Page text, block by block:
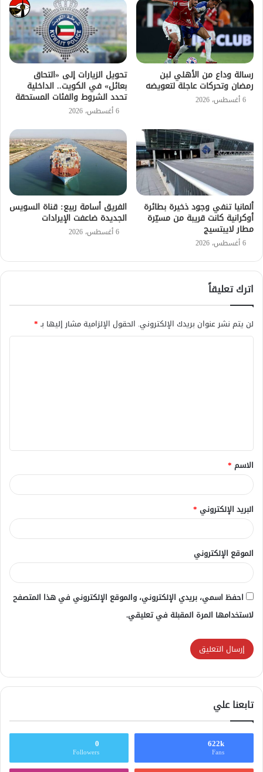
رسالة وداع من الأهلي لبن
رمضان وتحركات عاجلة لتعويضه
6 أغسطس، 2026
تحويل الزيارات إلى «التحاق
بعائل» في الكويت.. الداخلية
تحدد الشروط والفئات المستحقة
6 أغسطس، 2026
ألمانيا تنفي وجود ذخيرة بطائرة
أوكرانية كانت قريبة من مسيّرة
مطار لايبتسيج
6 أغسطس، 2026
الفريق أسامة ربيع: قناة السويس
الجديدة ضاعفت الإيرادات
6 أغسطس، 2026
اترك تعليقاً
لن يتم نشر عنوان بريدك الإلكتروني. الحقول الإلزامية مشار إليها بـ*
ق
*
الاسم *
البريد الإلكتروني *
الموقع الإلكتروني
احفظ اسمي، بريدي الإلكتروني، والموقع الإلكتروني في هذا المتصفح
لاستخدامها المرة المقبلة في تعليقي.
تابعنا علي
622k
Fans
0
Followers